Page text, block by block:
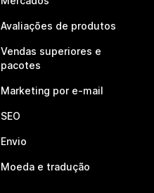
Avaliações de produtos
Vendas superiores e
pacotes
Marketing por e-mail
SEO
Envio
Moeda e tradução